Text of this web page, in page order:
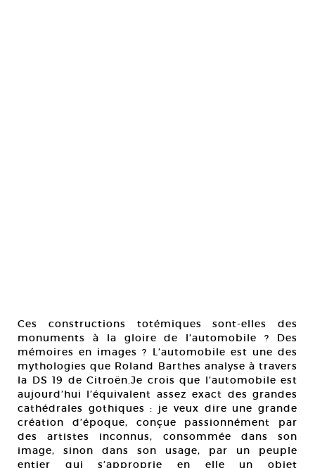
Ces constructions totémiques sont-elles des
monuments à la gloire de l’automobile ? Des
mémoires en images ? L’automobile est une des
mythologies que Roland Barthes analyse à travers
la DS 19 de Citroën.Je crois que l’automobile est
aujourd’hui l’équivalent assez exact des grandes
cathédrales gothiques : je veux dire une grande
création d’époque, conçue passionnément par
des artistes inconnus, consommée dans son
image, sinon dans son usage, par un peuple
entier qui s’approprie en elle un objet